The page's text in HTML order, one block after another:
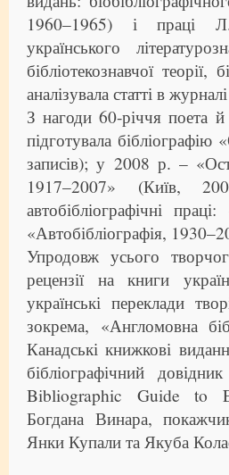
1960–1965) і праці Л.
українського
бібліотекознавчої теорії,
аналізувала статті в
З нагоди 60-річчя поета й
підготувала
записів); у 2008 р. –
1917–2007» (Київ,
автобібліографічні
«Автобібліографія,
Упродовж усього
рецензії на книги
українські переклади
зокрема, «Англомовна
Канадські книжкові
бібліографічний
Bibliographic Guide to
Богдана Винара,
Янки Купали та Якуба